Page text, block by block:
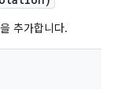
추가합니다.